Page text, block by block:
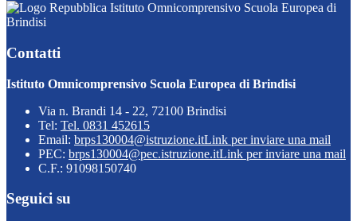
Istituto Omnicomprensivo Scuola Europea di
Brindisi
Contatti
Istituto Omnicomprensivo Scuola Europea di Brindisi
Via n. Brandi 14 - 22, 72100 Brindisi
Tel: Tel. 0831 452615
Email: brps130004@istruzione.itLink per inviare una mail
PEC: brps130004@pec.istruzione.itLink per inviare una mail
C.F.: 91098150740
Seguici su